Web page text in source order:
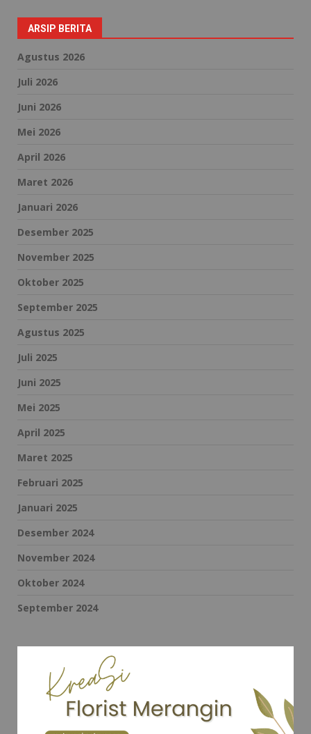
ARSIP BERITA
Agustus 2026
Juli 2026
Juni 2026
Mei 2026
April 2026
Maret 2026
Januari 2026
Desember 2025
November 2025
Oktober 2025
September 2025
Agustus 2025
Juli 2025
Juni 2025
Mei 2025
April 2025
Maret 2025
Februari 2025
Januari 2025
Desember 2024
November 2024
Oktober 2024
September 2024